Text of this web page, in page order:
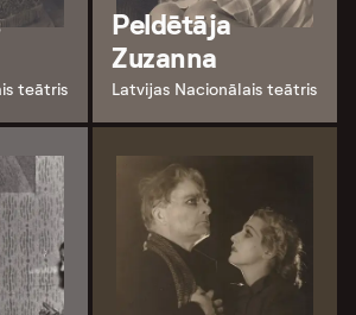
teātris
Peldētāja
Zuzanna
Latvijas Nacionālais teātris